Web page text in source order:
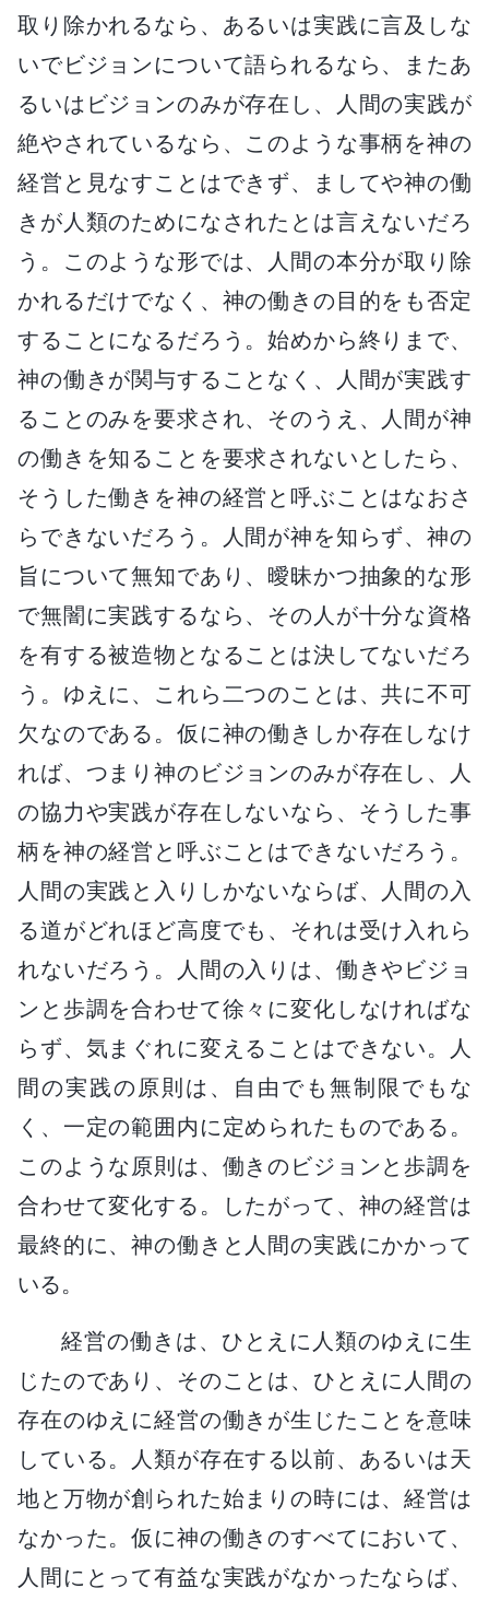
取り除かれるなら、あるいは実践に言及しな
いでビジョンについて語られるなら、またあ
るいはビジョンのみが存在し、人間の実践が
絶やされているなら、このような事柄を神の
経営と見なすことはできず、ましてや神の働
きが人類のためになされたとは言えないだろ
う。このような形では、人間の本分が取り除
かれるだけでなく、神の働きの目的をも否定
することになるだろう。始めから終りまで、
神の働きが関与することなく、人間が実践す
ることのみを要求され、そのうえ、人間が神
の働きを知ることを要求されないとしたら、
そうした働きを神の経営と呼ぶことはなおさ
らできないだろう。人間が神を知らず、神の
旨について無知であり、曖昧かつ抽象的な形
で無闇に実践するなら、その人が十分な資格
を有する被造物となることは決してないだろ
う。ゆえに、これら二つのことは、共に不可
欠なのである。仮に神の働きしか存在しなけ
れば、つまり神のビジョンのみが存在し、人
の協力や実践が存在しないなら、そうした事
柄を神の経営と呼ぶことはできないだろう。
人間の実践と入りしかないならば、人間の入
る道がどれほど高度でも、それは受け入れら
れないだろう。人間の入りは、働きやビジョ
ンと歩調を合わせて徐々に変化しなければな
らず、気まぐれに変えることはできない。人
間の実践の原則は、自由でも無制限でもな
く、一定の範囲内に定められたものである。
このような原則は、働きのビジョンと歩調を
合わせて変化する。したがって、神の経営は
最終的に、神の働きと人間の実践にかかって
いる。
経営の働きは、ひとえに人類のゆえに生
じたのであり、そのことは、ひとえに人間の
存在のゆえに経営の働きが生じたことを意味
している。人類が存在する以前、あるいは天
地と万物が創られた始まりの時には、経営は
なかった。仮に神の働きのすべてにおいて、
人間にとって有益な実践がなかったならば、